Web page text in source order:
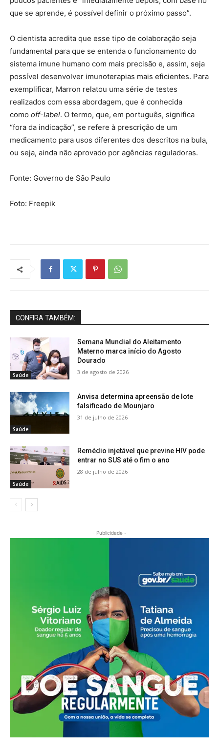
que se aprende, é possível definir o próximo passo”.
O cientista acredita que esse tipo de colaboração seja
fundamental para que se entenda o funcionamento do
sistema imune humano com mais precisão e, assim, seja
possível desenvolver imunoterapias mais eficientes. Para
exemplificar, Marron relatou uma série de testes
realizados com essa abordagem, que é conhecida
como off-label. O termo, que, em português, significa
“fora da indicação”, se refere à prescrição de um
medicamento para usos diferentes dos descritos na bula,
ou seja, ainda não aprovado por agências reguladoras.
Fonte: Governo de São Paulo
Foto: Freepik
CONFIRA TAMBÉM:
Saúde
Semana Mundial do Aleitamento
Materno marca início do Agosto
Dourado
3 de agosto de 2026
Saúde
Anvisa determina apreensão de lote
falsificado de Mounjaro
31 de julho de 2026
Saúde
Remédio injetável que previne HIV pode
entrar no SUS até o fim o ano
28 de julho de 2026
- Publicidade -